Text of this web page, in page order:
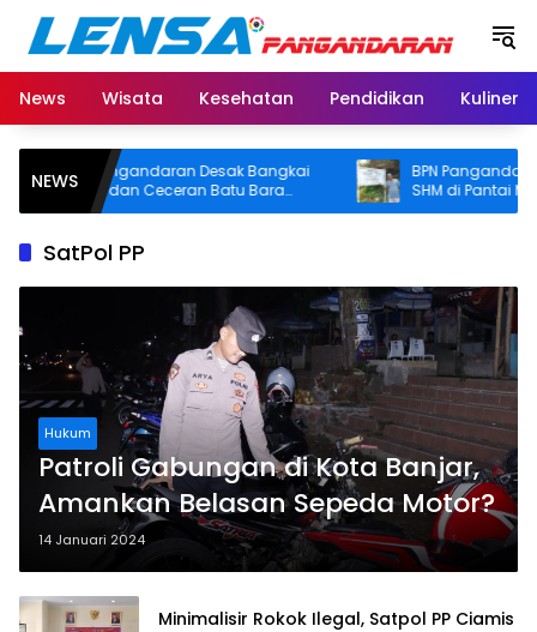
Langsung
konten
News
Wisata Kesehatan Pendidikan Kuliner
NEWS
Pangandaran Desak Bangkai
dan Ceceran Batu Bara
Diangkat, Soroti Buruknya
BPN Pangandaran
SHM di Pantai
Usut Asal-usul Sertifikat
SatPol PP
Hukum
Patroli Gabungan di Kota Banjar,
Amankan Belasan Sepeda Motor?
14 Januari 2024
Minimalisir Rokok Ilegal, Satpol PP Ciamis